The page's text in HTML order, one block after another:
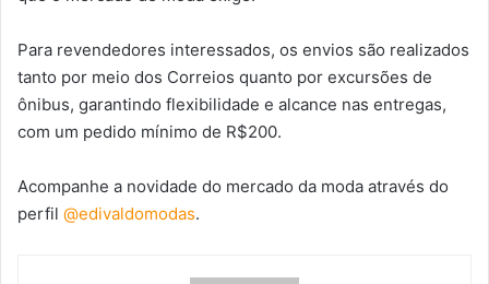
Para revendedores interessados, os envios são realizados
tanto por meio dos Correios quanto por excursões de
ônibus, garantindo flexibilidade e alcance nas entregas,
com um pedido mínimo de R$200.
Acompanhe a novidade do mercado da moda através do
perfil @edivaldomodas.